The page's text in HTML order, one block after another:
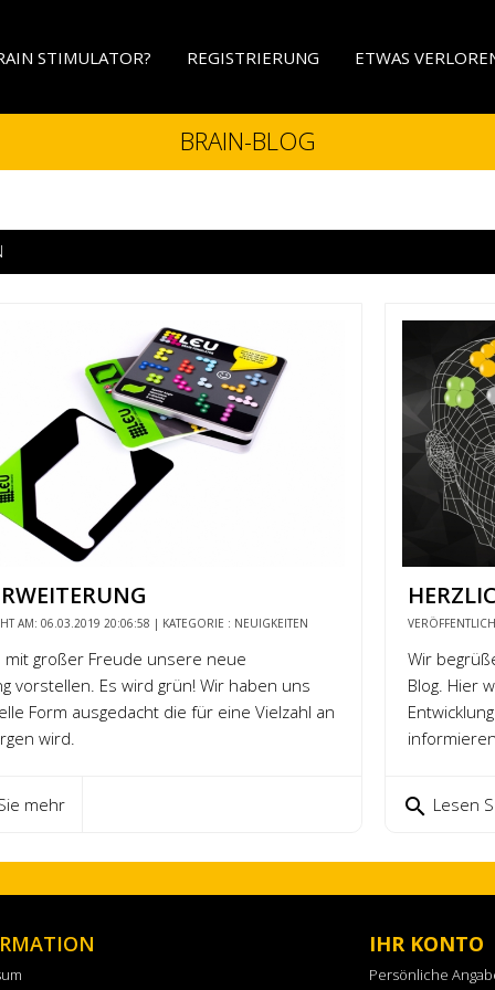
STIMULATOR? REGISTRIERUNG ETWAS
BRAIN-BLOG
AM: 06.03.2019 20:06:58 | KATEGORIE : NEUIGKEITEN
mit großer Freude unsere neue
vorstellen. Es wird grün! Wir haben uns
Form ausgedacht die für eine Vielzahl an
wird.
mehr
Wir
Blog. Hier
search Lesen
IHR KONTO
Persönliche